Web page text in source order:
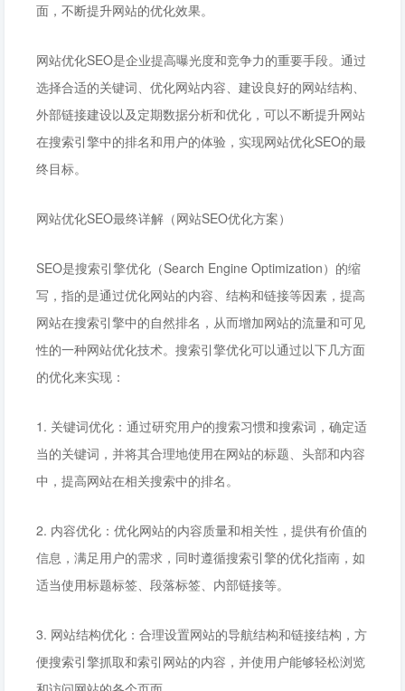
面，不断提升网站的优化效果。
网站优化SEO是企业提高曝光度和竞争力的重要手段。通过
选择合适的关键词、优化网站内容、建设良好的网站结构、
外部链接建设以及定期数据分析和优化，可以不断提升网站
在搜索引擎中的排名和用户的体验，实现网站优化SEO的最
终目标。
网站优化SEO最终详解（网站SEO优化方案）
SEO是搜索引擎优化（Search Engine Optimization）的缩
写，指的是通过优化网站的内容、结构和链接等因素，提高
网站在搜索引擎中的自然排名，从而增加网站的流量和可见
性的一种网站优化技术。搜索引擎优化可以通过以下几方面
的优化来实现：
1. 关键词优化：通过研究用户的搜索习惯和搜索词，确定适
当的关键词，并将其合理地使用在网站的标题、头部和内容
中，提高网站在相关搜索中的排名。
2. 内容优化：优化网站的内容质量和相关性，提供有价值的
信息，满足用户的需求，同时遵循搜索引擎的优化指南，如
适当使用标题标签、段落标签、内部链接等。
3. 网站结构优化：合理设置网站的导航结构和链接结构，方
便搜索引擎抓取和索引网站的内容，并使用户能够轻松浏览